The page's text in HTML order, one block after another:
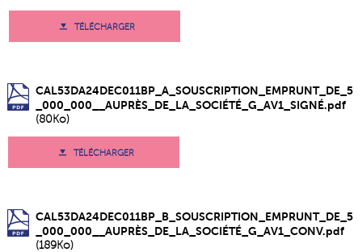
TÉLÉCHARGER
CAL53DA24DEC011BP_A_SOUSCRIPTION_EMPRUNT_DE_5
_000_000__AUPRÈS_DE_LA_SOCIÉTÉ_G_AV1_SIGNÉ.pdf
(80Ko)
TÉLÉCHARGER
CAL53DA24DEC011BP_B_SOUSCRIPTION_EMPRUNT_DE_5
_000_000__AUPRÈS_DE_LA_SOCIÉTÉ_G_AV1_CONV.pdf
(189Ko)